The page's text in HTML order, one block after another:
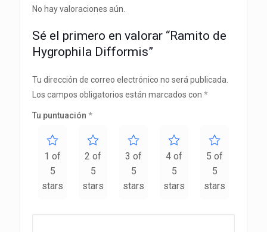
No hay valoraciones aún.
Sé el primero en valorar “Ramito de
Hygrophila Difformis”
Tu dirección de correo electrónico no será publicada.
Los campos obligatorios están marcados con *
Tu puntuación *
1 of
5
stars
2 of
5
stars
3 of
5
stars
4 of
5
stars
5 of
5
stars